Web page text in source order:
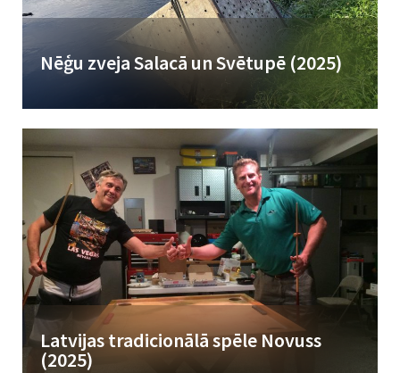
Nēģu zveja Salacā un Svētupē (2025)
Nēģu zvejniekus vieno apziņa, ka nēģu zvejā joprojām tiek izmantota
“vecvecā metode”, kas mantota no senčiem un kurā nekas no...
Latvijas tradicionālā spēle Novuss
(2025)